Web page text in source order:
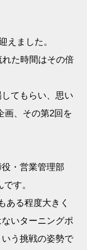
えました。
た時間はその倍
てもらい、思い
画、その第2回を
・営業管理部
す。
ある程度大きく
いターニングポ
う挑戦の姿勢で